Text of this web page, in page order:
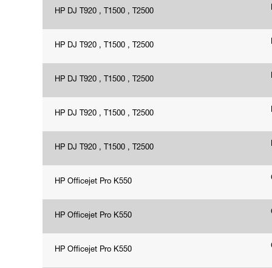
HP DJ T920 , T1500 , T2500
HP DJ T920 , T1500 , T2500
HP DJ T920 , T1500 , T2500
HP DJ T920 , T1500 , T2500
HP DJ T920 , T1500 , T2500
HP Officejet Pro K550
HP Officejet Pro K550
HP Officejet Pro K550